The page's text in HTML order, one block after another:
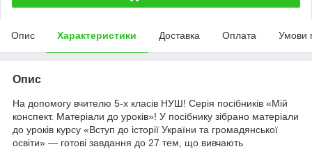
Опис Характеристики Доставка Оплата Умови
Опис
На допомогу вчителю 5-х класів НУШ! Серія посібників «Мій
конспект. Матеріали до уроків»! У посібнику зібрано матеріали
до уроків курсу «Вступ до історії України та громадянської
освіти» — готові завдання до 27 тем, що вивчають